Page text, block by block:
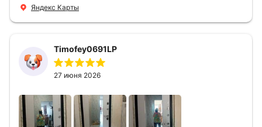
Яндекс Карты
Timofey0691LP
27 июня 2026